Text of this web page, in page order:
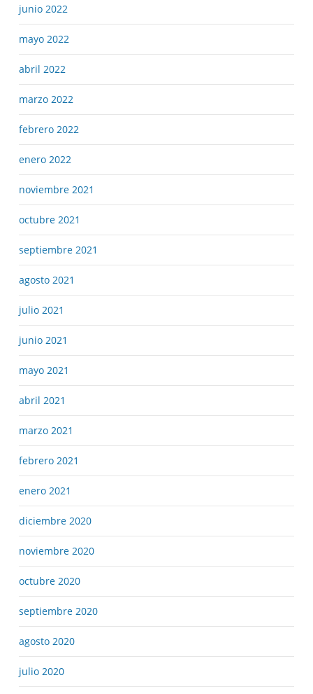
junio 2022
mayo 2022
abril 2022
marzo 2022
febrero 2022
enero 2022
noviembre 2021
octubre 2021
septiembre 2021
agosto 2021
julio 2021
junio 2021
mayo 2021
abril 2021
marzo 2021
febrero 2021
enero 2021
diciembre 2020
noviembre 2020
octubre 2020
septiembre 2020
agosto 2020
julio 2020